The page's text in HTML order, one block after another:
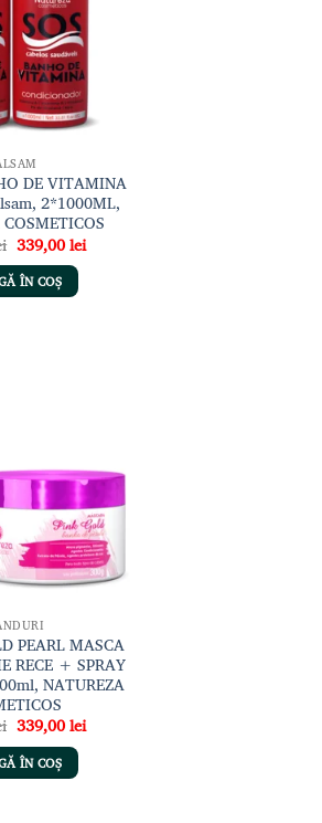
DE VITAMINA
2*1000ML,
Prețul
inițial
a
fost:
395,00 lei.
339,00leiPrețul
curent
ÎN COȘ
PEARL MASCA
RECE + SPRAY
NATUREZA
Prețul
inițial
a
fost:
379,00 lei.
339,00leiPrețul
curent
ÎN COȘ